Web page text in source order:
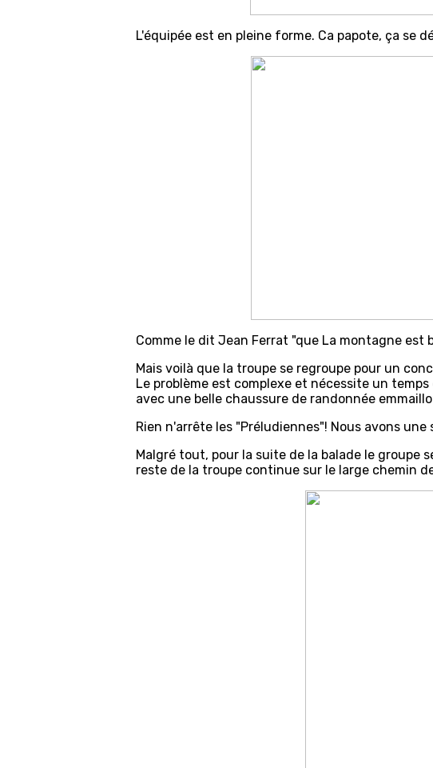
L'équipée est en pleine forme. Ca papote, ça se
Comme le dit Jean Ferrat "que La montagne est
Mais voilà que la troupe se regroupe pour un
Le problème est complexe et nécessite un
avec une belle chaussure de randonnée
Rien n'arrête les "Préludiennes"! Nous avons
Malgré tout, pour la suite de la balade le groupe
reste de la troupe continue sur le large chemin